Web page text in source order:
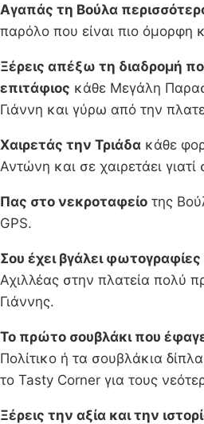
Αγαπάς τη Βούλα
παρόλο που είναι πιο όμορφη
Ξέρεις απέξω τη διαδρομή
επιτάφιος κάθε Μεγάλη
Γιάννη και γύρω από την
Χαιρετάς την Τριάδα κάθε
Αντώνη και σε χαιρετάει γιατί
Πας στο νεκροταφείο της
GPS.
Σου έχει βγάλει
Αχιλλέας στην πλατεία πολύ
Γιάννης.
Το πρώτο σουβλάκι που
Πολίτικο ή τα σουβλάκια
το Tasty Corner για τους
Ξέρεις την αξία και την